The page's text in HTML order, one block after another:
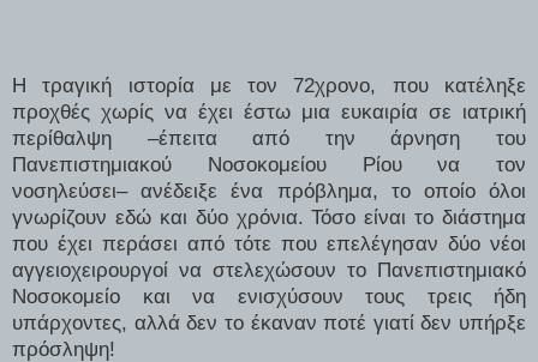
Η τραγική ιστορία με τον 72χρονο, που κατέληξε
προχθές χωρίς να έχει έστω μια ευκαιρία σε ιατρική
περίθαλψη –έπειτα από την άρνηση του
Πανεπιστημιακού Νοσοκομείου Ρίου να τον
νοσηλεύσει– ανέδειξε ένα πρόβλημα, το οποίο όλοι
γνωρίζουν εδώ και δύο χρόνια. Τόσο είναι το διάστημα
που έχει περάσει από τότε που επελέγησαν δύο νέοι
αγγειοχειρουργοί να στελεχώσουν το Πανεπιστημιακό
Νοσοκομείο και να ενισχύσουν τους τρεις ήδη
υπάρχοντες, αλλά δεν το έκαναν ποτέ γιατί δεν υπήρξε
πρόσληψη!